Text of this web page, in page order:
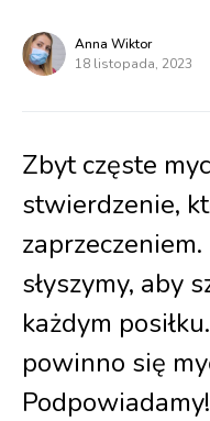
Anna Wiktor
18 listopada, 2023
Zbyt częste
stwierdzenie,
słyszymy, aby
każdym
powinno się
Podpowiadamy!